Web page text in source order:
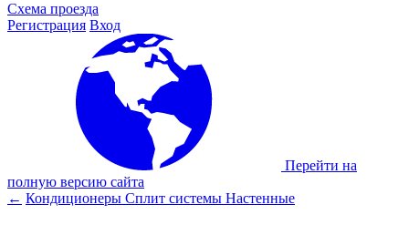
Схема проезда
Регистрация Вход
Перейти на
полную версию сайта
← Кондиционеры Сплит системы Настенные